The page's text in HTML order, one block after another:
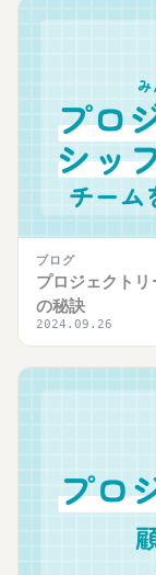
ブログ
プロジェクト
の秘訣
2024.09.26